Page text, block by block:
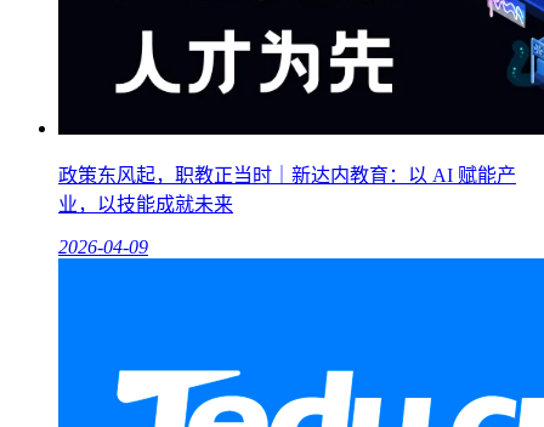
政策东风起，职教正当时｜新达内教育：以 AI 赋能产
业，以技能成就未来
2026-04-09